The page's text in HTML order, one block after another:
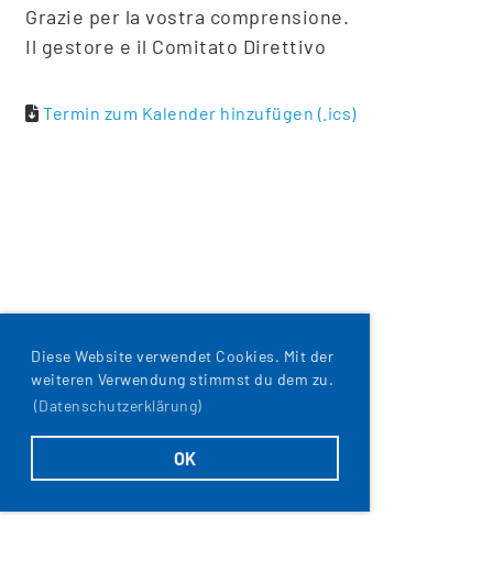
Diese Website verwendet Cookies. Mit der
weiteren Verwendung stimmst du dem zu.
(Datenschutzerklärung)
OK
Grazie per la vostra comprensione.
Il gestore e il Comitato Direttivo
Termin zum Kalender hinzufügen (.ics)